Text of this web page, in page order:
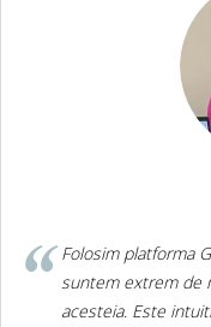
Folosim platforma
suntem extrem de
acesteia. Este